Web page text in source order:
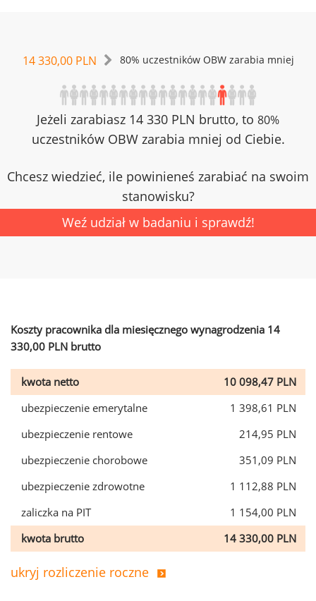
14 330,00 PLN 80% uczestników OBW zarabia mniej
Jeżeli zarabiasz 14 330 PLN brutto, to 80%
uczestników OBW zarabia mniej od Ciebie.
Chcesz wiedzieć, ile powinieneś zarabiać na swoim
stanowisku?
Weź udział w badaniu i sprawdź!
Koszty pracownika dla miesięcznego wynagrodzenia 14
330,00 PLN brutto
kwota netto
10 098,47 PLN
ubezpieczenie emerytalne
1 398,61 PLN
ubezpieczenie rentowe
214,95 PLN
ubezpieczenie chorobowe
351,09 PLN
ubezpieczenie zdrowotne
1 112,88 PLN
zaliczka na PIT
1 154,00 PLN
kwota brutto
14 330,00 PLN
ukryj rozliczenie roczne